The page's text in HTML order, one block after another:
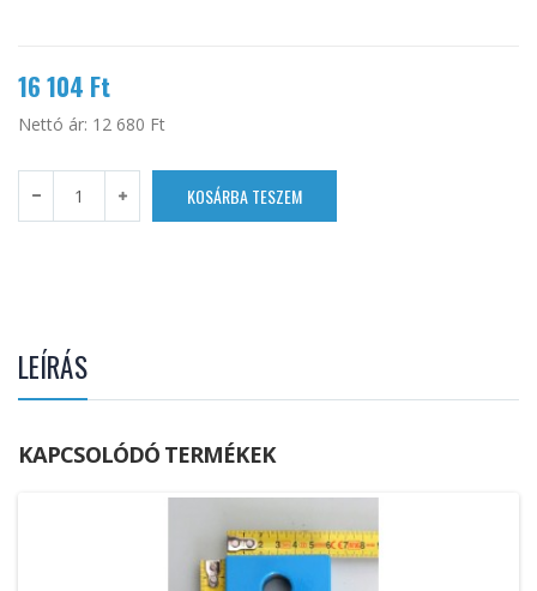
16 104 Ft
Nettó ár: 12 680 Ft
LEÍRÁS
KAPCSOLÓDÓ TERMÉKEK